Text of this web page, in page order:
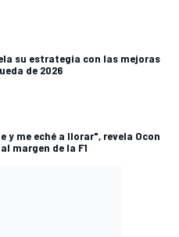
su estrategia con las mejoras
de 2026
y me eché a llorar", revela Ocon
margen de la F1